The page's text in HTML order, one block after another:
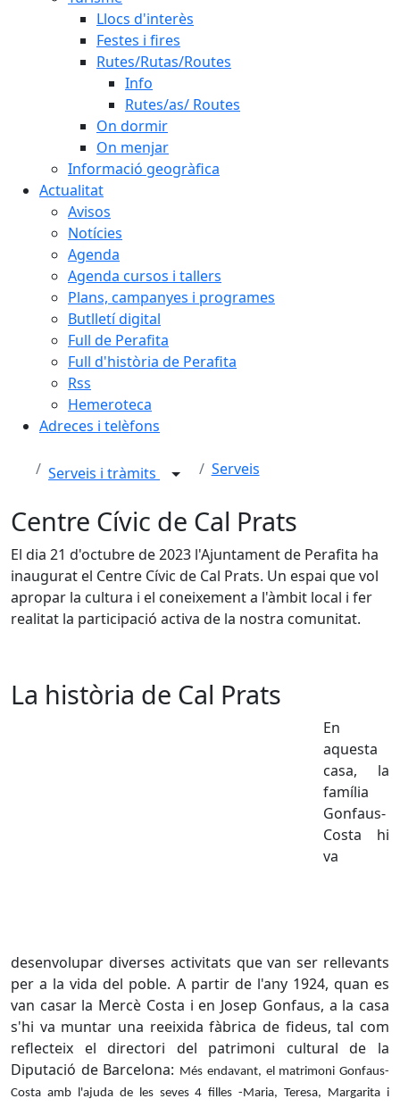
Llocs d'interès
Festes i fires
Rutes/Rutas/Routes
Info
Rutes/as/ Routes
On dormir
On menjar
Informació geogràfica
Actualitat
Avisos
Notícies
Agenda
Agenda cursos i tallers
Plans, campanyes i programes
Butlletí digital
Full de Perafita
Full d'història de Perafita
Rss
Hemeroteca
Adreces i telèfons
Serveis i tràmits Serveis
Centre Cívic de Cal Prats
El dia 21 d'octubre de 2023 l'Ajuntament de Perafita ha
inaugurat el Centre Cívic de Cal Prats. Un espai que vol
apropar la cultura i el coneixement a l'àmbit local i fer
realitat la participació activa de la nostra comunitat.
La història de Cal Prats
En
aquesta
casa, la
família
Gonfaus-
Costa hi
va
desenvolupar diverses activitats que van ser rellevants
per a la vida del poble. A partir de l'any 1924, quan es
van casar la Mercè Costa i en Josep Gonfaus, a la casa
s'hi va muntar una reeixida fàbrica de fideus, tal com
reflecteix el directori del patrimoni cultural de la
Diputació de Barcelona: Més endavant, el matrimoni Gonfaus-
Costa amb l'ajuda de les seves 4 filles -Maria, Teresa, Margarita i